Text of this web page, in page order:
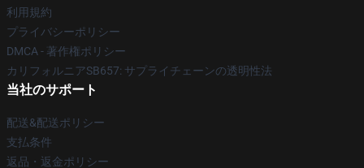
利用規約
プライバシーポリシー
DMCA - 著作権ポリシー
カリフォルニアSB657: サプライチェーンの透明性法
当社のサポート
配送&配送ポリシー
支払条件
返品・返金ポリシー